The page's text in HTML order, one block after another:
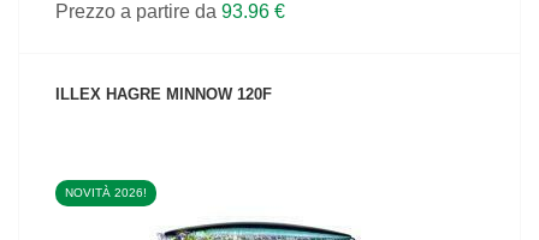
Prezzo a partire da 93.96 €
ILLEX HAGRE MINNOW 120F
NOVITÀ 2026!